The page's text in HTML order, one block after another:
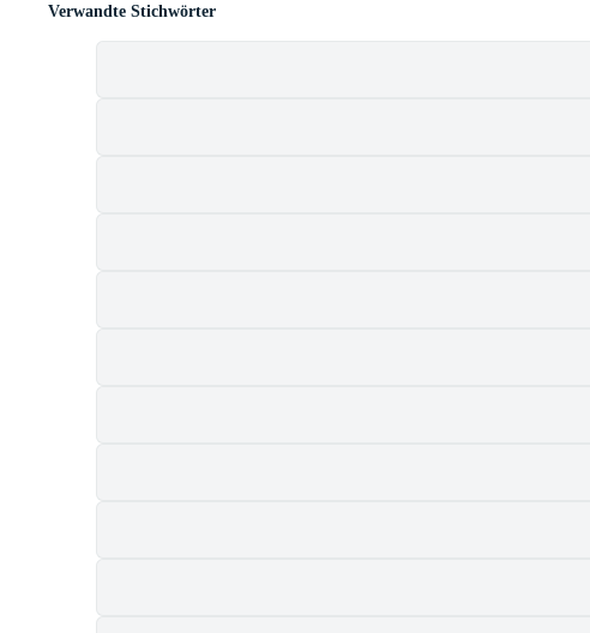
Verwandte Stichwörter